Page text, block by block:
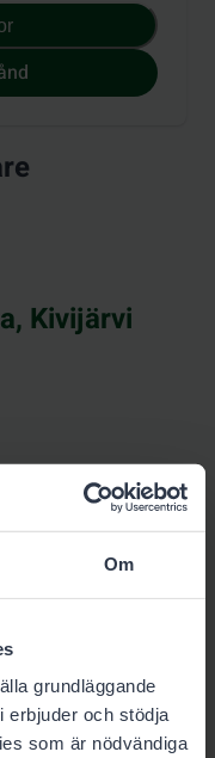
Om
grundläggande
erbjuder och stödja
som är nödvändiga
Kivijärvi